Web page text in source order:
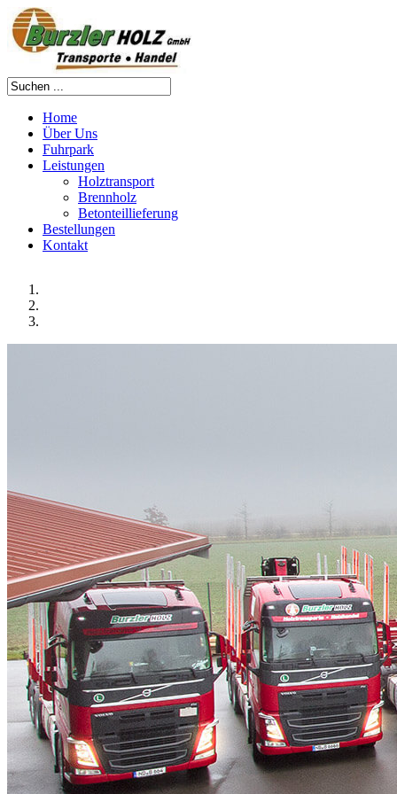
Home
Über Uns
Fuhrpark
Leistungen
Holztransport
Brennholz
Betonteillieferung
Bestellungen
Kontakt